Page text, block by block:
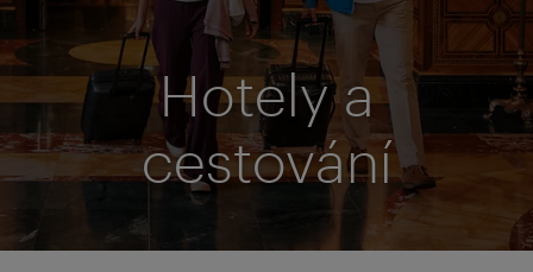
Hotely a
cestování